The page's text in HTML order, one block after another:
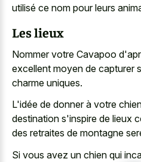
utilisé ce nom pour leurs
Les lieux
Nommer votre Cavapoo
excellent moyen de capturer
charme uniques.
L'idée de donner à votre
destination s'inspire de lieux
des retraites de montagne
Si vous avez un chien qui